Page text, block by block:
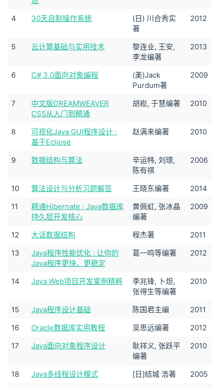
4 30天自制操作系统
(日) 川合秀实
著
2012
5 云计算基础与实用技术
黎连业, 王安,
李龙编著
2013
6 C# 3.0面向对象编程
(美)Jack
Purdum著
2009
7
中文版DREAMWEAVER
CS5从入门到精通
胡崧, 于慧编著 2010
8
可视化Java GUI程序设计 :
基于Eclipse
赵满来编著 2010
9 数据结构与算法
辛运帏, 刘璟,
陈有祺
2006
10 算法设计与分析习题解答 王晓东编著
2014
11
精通Hibernate : Java数据库
持久层开发核心
黄佩虹, 张冰晶
编著
2009
12 大话数据结构 程杰著
2011
13
Java程序性能优化 : 让你的
Java程序更快、更稳定
葛一鸣等编著 2012
14 Java Web项目开发案例精粹
李兆锋, 卜炟,
张得生等编著
2010
15 Java程序设计基础 陈国君主编
2011
16
Oracle数据库实用教程 吴思远编著
2012
17
Java面向对象程序设计
耿祥义, 张跃平
编著
2010
18 Java多线程设计模式 [日]结城 浩著 2005